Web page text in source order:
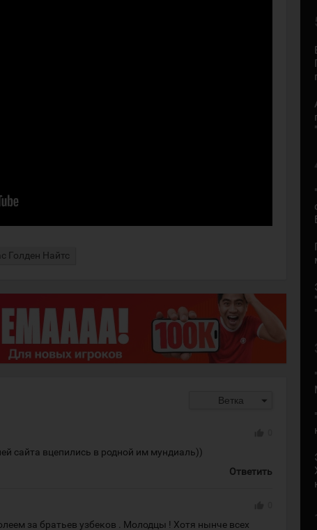
Голден Найтс
Ветка arrow_drop_down
сайта вцепились в родной им мундиаль))
Ответить
за братьев узбеков . Молодцы ! Хотя нынче всех